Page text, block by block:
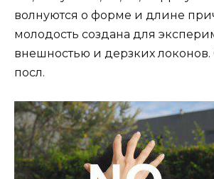
волнуются о форме и длине
молодость создана для
внешностью и дерзких
посл.